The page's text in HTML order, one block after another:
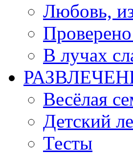
Любовь,
В лучах
Весёлая
Детский
Тесты